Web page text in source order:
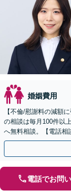
婚姻費用
【不倫/慰謝料の減額
の相談は毎月100件以
へ無料相談。【電話相
対応】
電話でお問